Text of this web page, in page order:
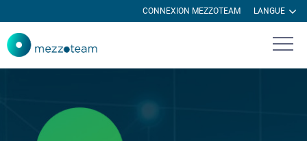
CONNEXION MEZZOTEAM LANGUE